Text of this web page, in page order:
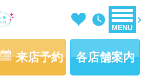
MENU
来店予約 各店舗案内